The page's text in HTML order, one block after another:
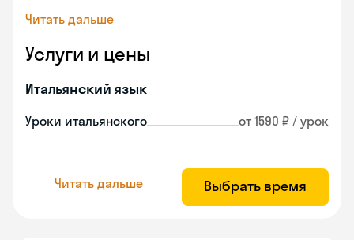
Читать дальше
Услуги и цены
Итальянский язык
Уроки итальянского от 1590 ₽ / урок
Читать дальше Выбрать время